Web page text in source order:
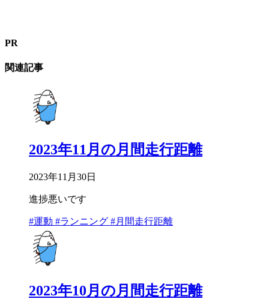
PR
関連記事
2023年11月の月間走行距離
2023年11月30日
進捗悪いです
#運動 #ランニング #月間走行距離
2023年10月の月間走行距離